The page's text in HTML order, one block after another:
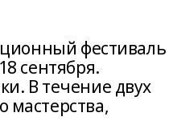
фестиваль
сентября.
В течение двух
мастерства,